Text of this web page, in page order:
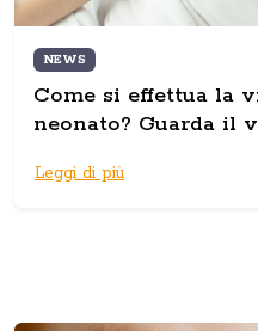
NEWS
Come si effettua la
neonato? Guarda il
Leggi di più